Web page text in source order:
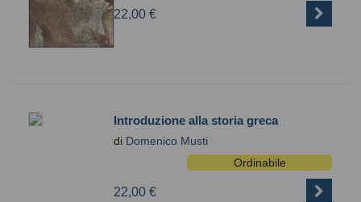
22,00 €
Introduzione alla storia greca
di Domenico Musti
Ordinabile
22,00 €